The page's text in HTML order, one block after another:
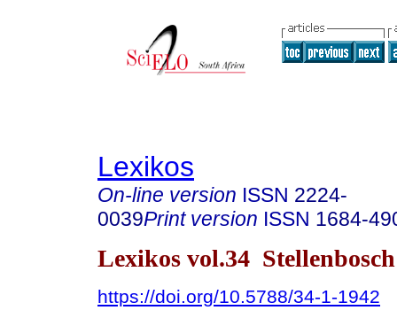
Lexikos
On-line version ISSN 2224-
0039Print version ISSN 1684-
Lexikos vol.34
https://doi.org/10.5788/34-1-1942